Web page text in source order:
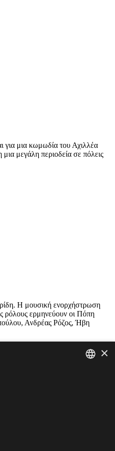
για μια κωμωδία του Αχιλλέα
μεγάλη περιοδεία σε πόλεις
Η μουσική ενορχήστρωση
ρόλους ερμηνεύουν οι Πόπη
Ανδρέας Ρόζος, Ήβη
×